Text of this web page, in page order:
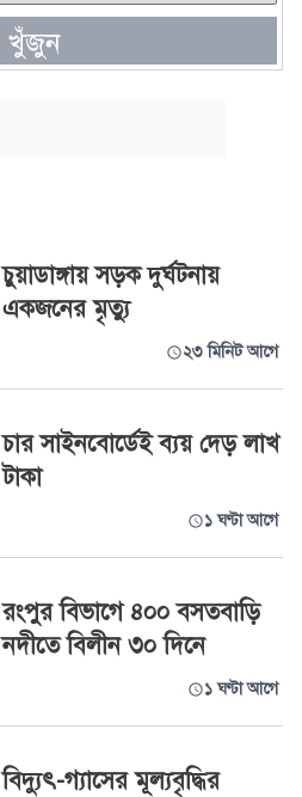
খুঁজুন
চুয়াডাঙ্গায় সড়ক দুর্ঘটনায়
একজনের মৃত্যু
২৩ মিনিট আগে
চার সাইনবোর্ডেই ব্যয় দেড় লাখ
টাকা
১ ঘণ্টা আগে
রংপুর বিভাগে ৪০০ বসতবাড়ি
নদীতে বিলীন ৩০ দিনে
১ ঘণ্টা আগে
বিদ্যুৎ-গ্যাসের মূল্যবৃদ্ধির